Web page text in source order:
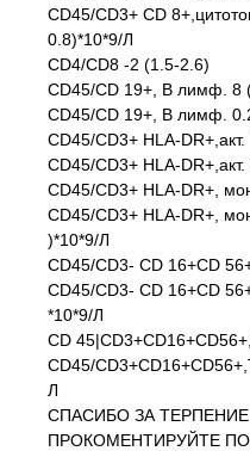
CD45/CD3+ CD
0.8)*10*9/Л
CD4/CD8 -2 (1.5-2.6)
CD45/CD 19+, В лимф. 8
CD45/CD 19+, В лимф.
CD45/CD3+ HLA-
CD45/CD3+ HLA-
CD45/CD3+ HLA-DR+,
CD45/CD3+ HLA-DR+,
)*10*9/Л
CD45/CD3- CD 16+CD
CD45/CD3- CD 16+CD
*10*9/Л
CD
CD45/
Л
СПАСИБО ЗА
ПРОКОМЕНТИРУЙТЕ